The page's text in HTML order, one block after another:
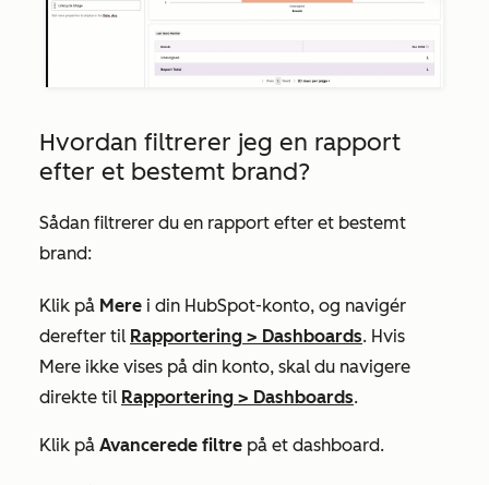
Hvordan filtrerer jeg en rapport
efter et bestemt brand?
Sådan filtrerer du en rapport efter et bestemt
brand:
Klik på Mere i din HubSpot-konto, og navigér
derefter til Rapportering > Dashboards. Hvis
Mere ikke vises på din konto, skal du navigere
direkte til Rapportering > Dashboards.
Klik på Avancerede filtre på et dashboard.